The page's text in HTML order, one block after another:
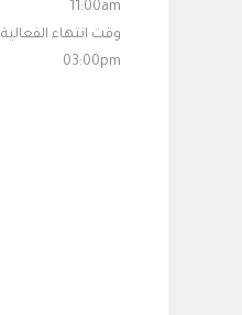
11:00am
وقت انتهاء الفعالية
03:00pm